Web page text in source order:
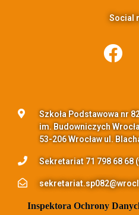
Szkoła Podstawowa nr
im. Budowniczych
53-206 Wrocław ul.
Sekretariat 71 798 68 68
Inspektora Ochrony
Social